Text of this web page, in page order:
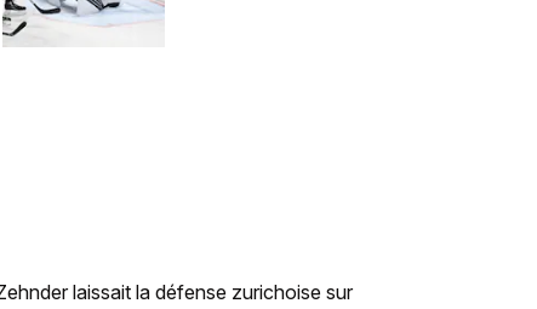
laissait la défense zurichoise sur